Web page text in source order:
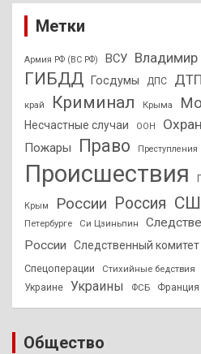
Метки
Армия РФ (ВС РФ) ВСУ Владимир
ГИБДД Госдумы ДПС ДТП
край Криминал Крыма
Несчастные случаи ООН
Пожары Право Преступления
Происшествия
Крым России Россия
Петербурге
Си Цзиньпин
России
Следственный комитет
Спецоперации Стихийные бедствия
Украине Украины ФСБ Франция
Общество